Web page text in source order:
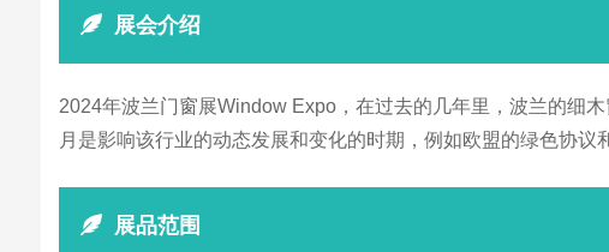
展会介绍
2024年波兰门窗展Window Expo，在过去的几年里，波兰的细
月是影响该行业的动态发展和变化的时期，例如欧盟的绿色协
展品范围